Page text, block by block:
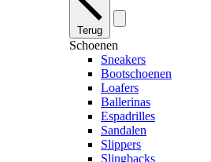
Terug
Schoenen
Sneakers
Bootschoenen
Loafers
Ballerinas
Espadrilles
Sandalen
Slippers
Slingbacks